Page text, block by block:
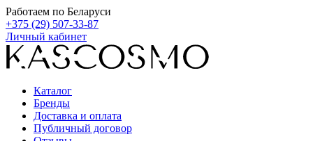
Работаем по Беларуси
+375 (29) 507-33-87
Личный кабинет
Каталог
Бренды
Доставка и оплата
Публичный договор